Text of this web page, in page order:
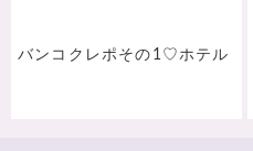
バンコクレポその1♡ホテル